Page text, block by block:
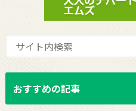
おすすめの記事